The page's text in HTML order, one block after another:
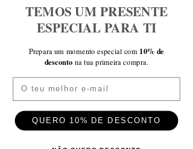
Ver mais
TEMOS UM PRESENTE
ESPECIAL PARA TI
Prepara um momento especial com 10% de
desconto na tua primeira compra.
Email
QUERO 10% DE DESCONTO